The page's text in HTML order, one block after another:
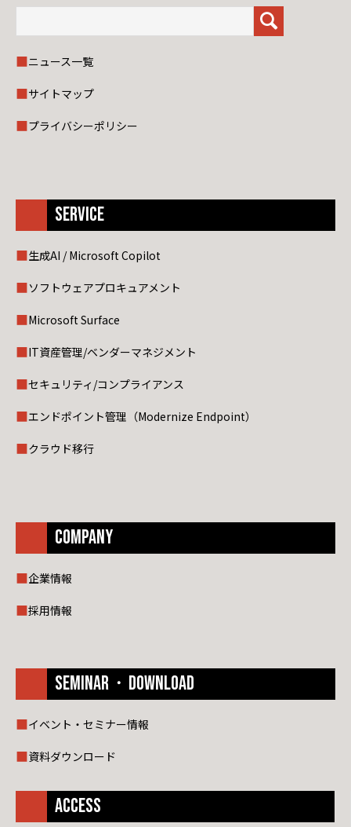
ニュース一覧
サイトマップ
プライバシーポリシー
SERVICE
生成AI / Microsoft Copilot
ソフトウェアプロキュアメント
Microsoft Surface
IT資産管理/ベンダーマネジメント
セキュリティ/コンプライアンス
エンドポイント管理（Modernize Endpoint）
クラウド移行
COMPANY
企業情報
採用情報
SEMINAR・DOWNLOAD
イベント・セミナー情報
資料ダウンロード
ACCESS